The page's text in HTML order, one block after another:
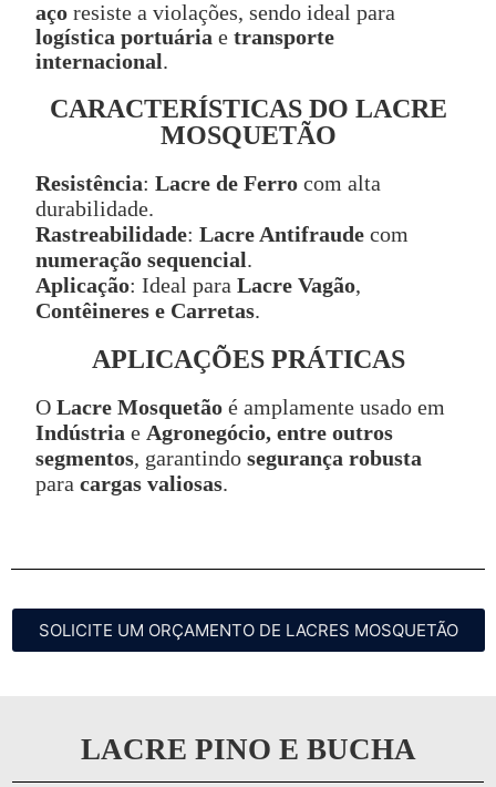
aço resiste a violações, sendo ideal para
logística portuária e transporte
internacional.
CARACTERÍSTICAS DO LACRE
MOSQUETÃO
Resistência: Lacre de Ferro com alta
durabilidade.
Rastreabilidade: Lacre Antifraude com
numeração sequencial.
Aplicação: Ideal para Lacre Vagão,
Contêineres e Carretas.
APLICAÇÕES PRÁTICAS
O Lacre Mosquetão é amplamente usado em
Indústria e Agronegócio, entre outros
segmentos, garantindo segurança robusta
para cargas valiosas.
SOLICITE UM ORÇAMENTO DE LACRES MOSQUETÃO
LACRE PINO E BUCHA